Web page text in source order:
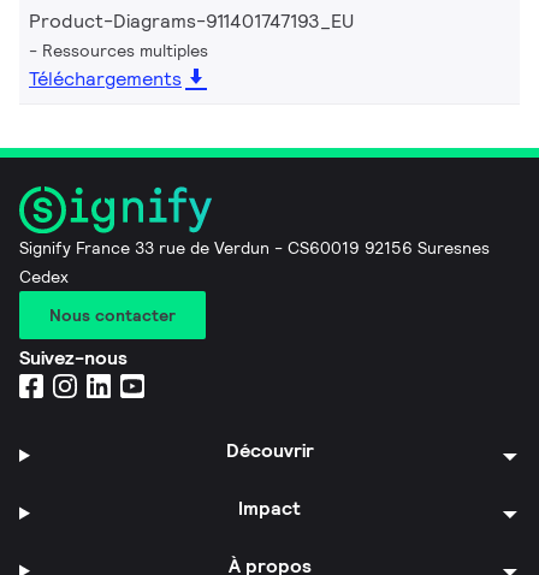
Product-Diagrams-911401747193_EU
Ressources multiples
Téléchargements
Signify France 33 rue de Verdun - CS60019 92156 Suresnes
Cedex
Nous contacter
Suivez-nous
Découvrir
Impact
À propos